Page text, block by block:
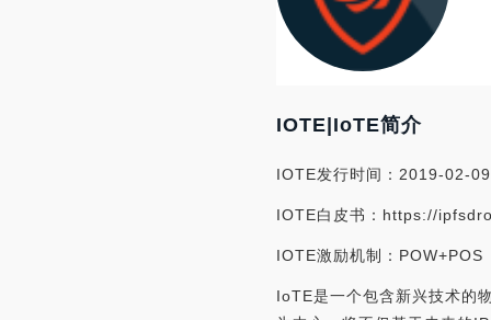
IOTE|IoTE简介
IOTE发行时间：2019-02-09
IOTE白皮书：https://
IOTE激励机制：POW+POS
IoTE是一个包含新兴技术的